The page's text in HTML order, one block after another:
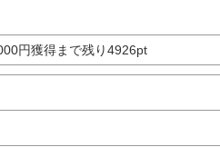
円獲得まで残り4926pt